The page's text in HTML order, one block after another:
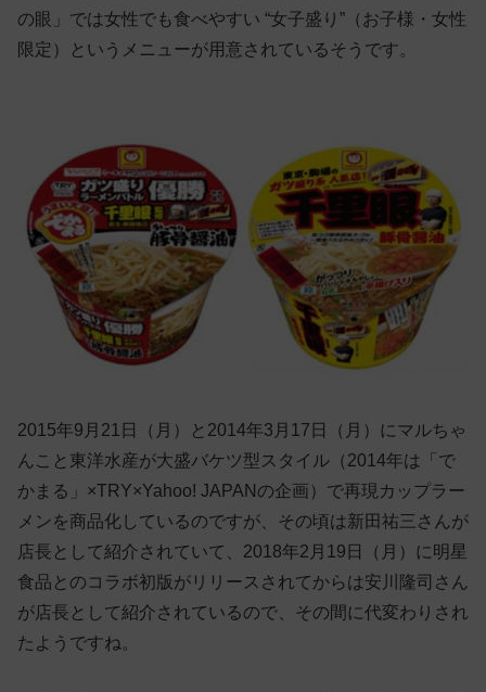
の眼」では女性でも食べやすい “女子盛り”（お子様・女性
限定）というメニューが用意されているそうです。
2015年9月21日（月）と2014年3月17日（月）にマルちゃ
んこと東洋水産が大盛バケツ型スタイル（2014年は「で
かまる」×TRY×Yahoo! JAPANの企画）で再現カップラー
メンを商品化しているのですが、その頃は新田祐三さんが
店長として紹介されていて、2018年2月19日（月）に明星
食品とのコラボ初版がリリースされてからは安川隆司さん
が店長として紹介されているので、その間に代変わりされ
たようですね。